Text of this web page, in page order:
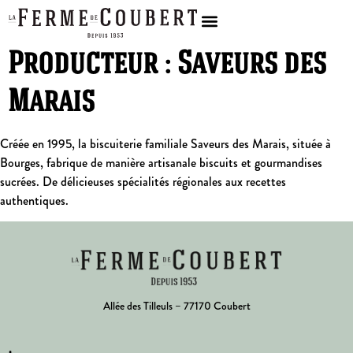
Producteur : Saveurs des
Marais
Créée en 1995, la biscuiterie familiale Saveurs des Marais, située à
Bourges, fabrique de manière artisanale biscuits et gourmandises
sucrées. De délicieuses spécialités régionales aux recettes
authentiques.
Allée des Tilleuls – 77170 Coubert